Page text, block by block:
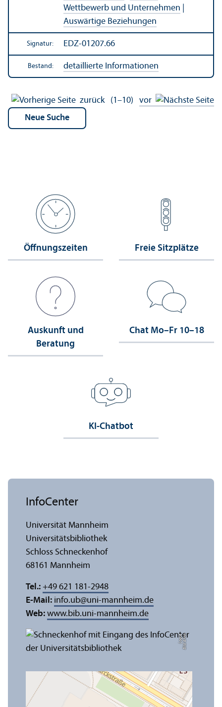
Wettbewerb und Unter­nehmen
Auswärtige Beziehungen
Signatur: EDZ-01207.66
Bestand: detaillierte Informationen
zurück (1–10) vor
Öffnungs­zeiten Freie Sitzplätze
Auskunft und
Beratung
Chat Mo–Fr 10–18
KI-Chatbot
Bil
d:
A
n
n
a
L
o
g
u
e
InfoCenter
Universität Mannheim
Universitäts­bibliothek
Schloss Schneckenhof
68161 Mannheim
Tel.: +49 621 181-2948
E-Mail: info.ub@uni-mannheim.de
Web: www.bib.uni-mannheim.de